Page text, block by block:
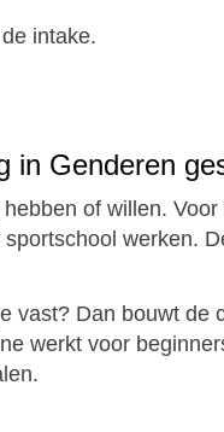
intake.
in Genderen
of willen.
werken.
vast? Dan bouwt
werkt voor